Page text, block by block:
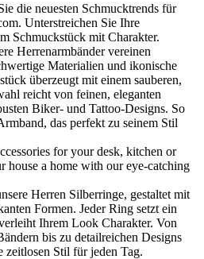
die neuesten Schmucktrends für
Unterstreichen Sie Ihre
Schmuckstück mit Charakter.
Herrenarmbänder vereinen
Materialien und ikonische
überzeugt mit einem sauberen,
reicht von feinen, eleganten
Biker‑ und Tattoo‑Designs. So
das perfekt zu seinem Stil
for your desk, kitchen or
house a home with our eye-catching
Herren Silberringe, gestaltet mit
Formen. Jeder Ring setzt ein
Ihrem Look Charakter. Von
bis zu detailreichen Designs
zeitlosen Stil für jeden Tag.